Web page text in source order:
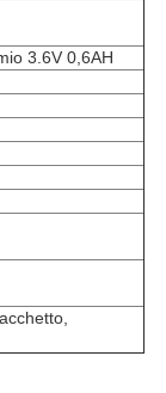
3.6V 0,6AH